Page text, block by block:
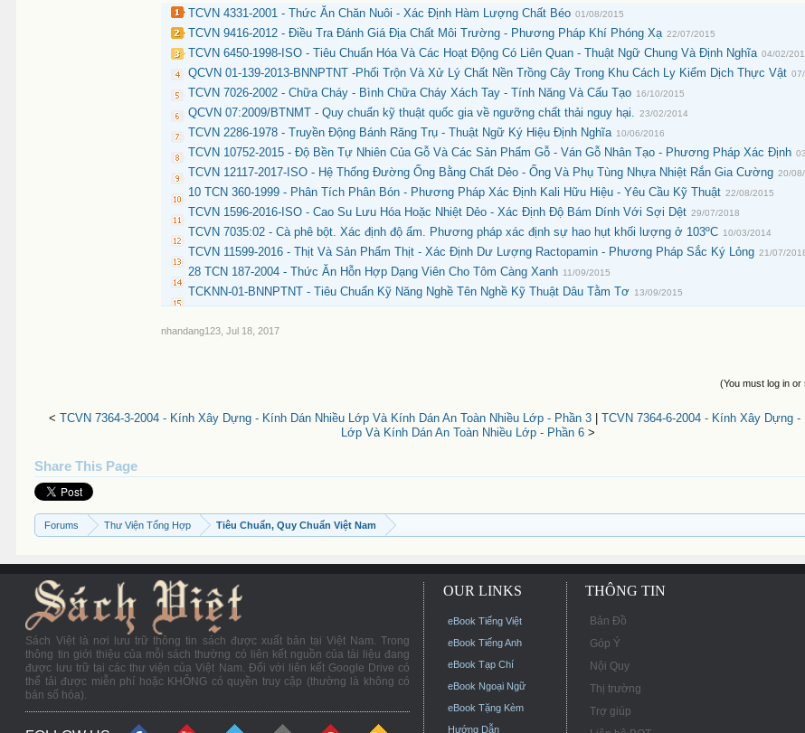
TCVN 4331-2001 - Thức Ăn Chăn Nuôi - Xác Định Hàm Lượng Chất Béo 01/08/2015
TCVN 9416-2012 - Điều Tra Đánh Giá Địa Chất Môi Trường - Phương Pháp Khí Phóng Xạ 22/07/2015
TCVN 6450-1998-ISO - Tiêu Chuẩn Hóa Và Các Hoạt Động Có Liên Quan - Thuật Ngữ Chung Và Định Nghĩa 04/02/
QCVN 01-139-2013-BNNPTNT -Phối Trộn Và Xử Lý Chất Nền Trồng Cây Trong Khu Cách Ly Kiểm Dịch Thực Vật
TCVN 7026-2002 - Chữa Cháy - Bình Chữa Cháy Xách Tay - Tính Năng Và Cấu Tạo 16/10/2015
QCVN 07:2009/BTNMT - Quy chuẩn kỹ thuật quốc gia về ngưỡng chất thải nguy hại. 23/02/2014
TCVN 2286-1978 - Truyền Động Bánh Răng Trụ - Thuật Ngữ Ký Hiệu Định Nghĩa 10/06/2016
TCVN 10752-2015 - Độ Bền Tự Nhiên Của Gỗ Và Các Sản Phẩm Gỗ - Ván Gỗ Nhân Tạo - Phương Pháp Xác Định
TCVN 12117-2017-ISO - Hệ Thống Đường Ống Bằng Chất Dẻo - Ống Và Phụ Tùng Nhựa Nhiệt Rắn Gia Cường 20/
10 TCN 360-1999 - Phân Tích Phân Bón - Phương Pháp Xác Định Kali Hữu Hiệu - Yêu Cầu Kỹ Thuật 22/08/2015
TCVN 1596-2016-ISO - Cao Su Lưu Hóa Hoặc Nhiệt Dẻo - Xác Định Độ Bám Dính Với Sợi Dệt 29/07/2018
TCVN 7035:02 - Cà phê bột. Xác định độ ẩm. Phương pháp xác định sự hao hụt khối lượng ở 103ºC 10/03/2014
TCVN 11599-2016 - Thịt Và Sản Phẩm Thịt - Xác Định Dư Lượng Ractopamin - Phương Pháp Sắc Ký Lỏng 21/07/
28 TCN 187-2004 - Thức Ăn Hỗn Hợp Dạng Viên Cho Tôm Càng Xanh 11/09/2015
TCKNN-01-BNNPTNT - Tiêu Chuẩn Kỹ Năng Nghề Tên Nghề Kỹ Thuật Dâu Tằm Tơ 13/09/2015
nhandang123 Jul 18, 2017
(You must log in
< TCVN 7364-3-2004 - Kính Xây Dựng - Kính Dán Nhiều Lớp Và Kính Dán An Toàn Nhiều Lớp - Phần 3
TCVN 7364-6-2004 - Kính Xây Dựng -
Lớp Và Kính Dán An Toàn Nhiều Lớp - Phần 6>
Share This Page
Forums Thư Viện Tổng Hợp Tiêu Chuẩn, Quy Chuẩn Việt Nam
Sách Việt là nơi lưu trữ thông tin sách được xuất bản tại Việt Nam. Trong
thông tin giới thiệu của mỗi sách thường có liên kết nguồn của tài liệu đang
được lưu trữ tại các thư viện của Việt Nam. Đối với liên kết Google Drive có
thể tải được miễn phí hoặc KHÔNG có quyền truy cập (thường là không có
bản số hóa).
OUR LINKS
eBook Tiếng Việt
eBook Tiếng Anh
eBook Tạp Chí
eBook Ngoại Ngữ
eBook Tặng Kèm
Hướng Dẫn
THÔNG TIN
Bản Đồ
Góp Ý
Nội Quy
Thị trường
Trợ giúp